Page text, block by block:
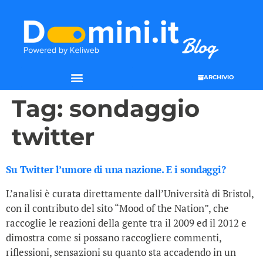
ARCHIVIO
Tag: sondaggio
twitter
Su Twitter l’umore di una nazione. E i sondaggi?
L’analisi è curata direttamente dall’Università di Bristol,
con il contributo del sito “Mood of the Nation”, che
raccoglie le reazioni della gente tra il 2009 ed il 2012 e
dimostra come si possano raccogliere commenti,
riflessioni, sensazioni su quanto sta accadendo in un